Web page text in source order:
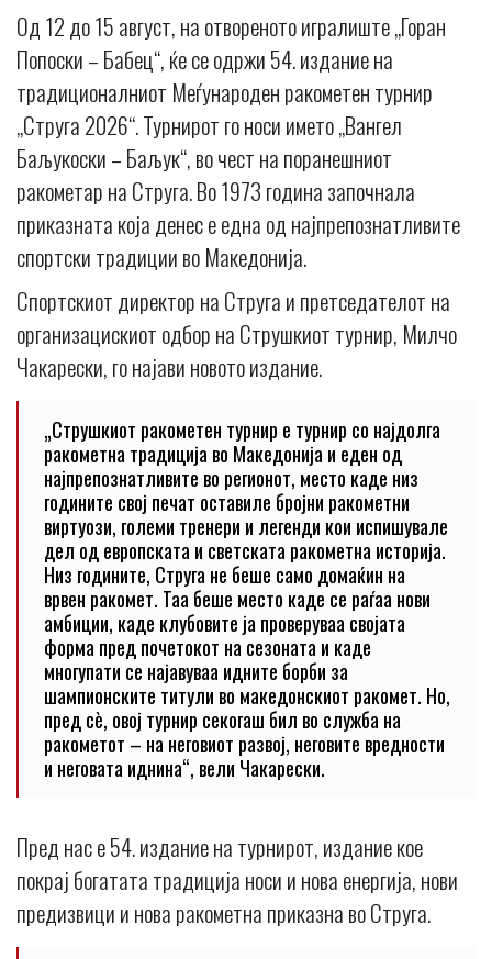
Од 12 до 15 август, на отвореното игралиште „Горан
Попоски – Бабец“, ќе се одржи 54. издание на
традиционалниот Меѓународен ракометен турнир
„Струга 2026“. Турнирот го носи името „Вангел
Баљукоски – Баљук“, во чест на поранешниот
ракометар на Струга. Во 1973 година започнала
приказната која денес е една од најпрепознатливите
спортски традиции во Македонија.
Спортскиот директор на Струга и претседателот на
организацискиот одбор на Струшкиот турнир, Милчо
Чакарески, го најави новото издание.
„Струшкиот ракометен турнир е турнир со најдолга
ракометна традиција во Македонија и еден од
најпрепознатливите во регионот, место каде низ
годините свој печат оставиле бројни ракометни
виртуози, големи тренери и легенди кои испишувале
дел од европската и светската ракометна историја.
Низ годините, Струга не беше само домаќин на
врвен ракомет. Таа беше место каде се раѓаа нови
амбиции, каде клубовите ја проверуваа својата
форма пред почетокот на сезоната и каде
многупати се најавуваа идните борби за
шампионските титули во македонскиот ракомет. Но,
пред сè, овој турнир секогаш бил во служба на
ракометот – на неговиот развој, неговите вредности
и неговата иднина“, вели Чакарески.
Пред нас е 54. издание на турнирот, издание кое
покрај богатата традиција носи и нова енергија, нови
предизвици и нова ракометна приказна во Струга.